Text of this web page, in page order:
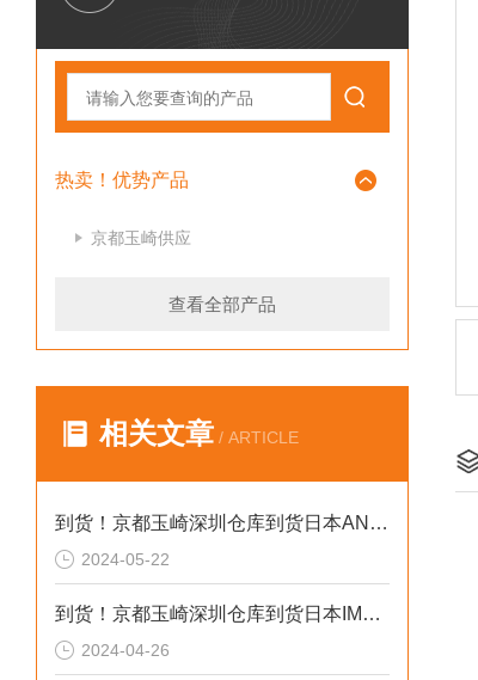
热卖！优势产品
京都玉崎供应
查看全部产品
相关文章 / ARTICLE
到货！京都玉崎深圳仓库到货日本AND 电子秤HV-60KCEP
2024-05-22
到货！京都玉崎深圳仓库到货日本IMADA 推拉力计 DST-20N
2024-04-26